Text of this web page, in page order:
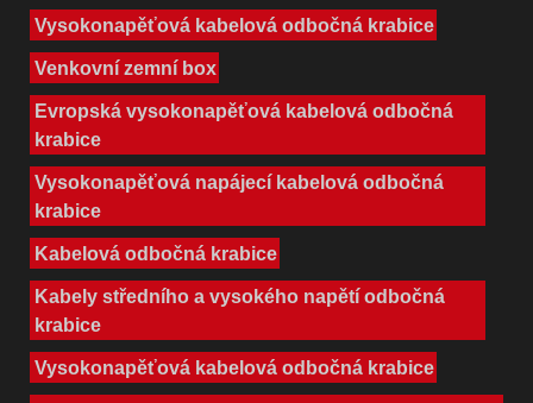
Vysokonapěťová kabelová odbočná krabice
Venkovní zemní box
Evropská vysokonapěťová kabelová odbočná
krabice
Vysokonapěťová napájecí kabelová odbočná
krabice
Kabelová odbočná krabice
Kabely středního a vysokého napětí odbočná
krabice
Vysokonapěťová kabelová odbočná krabice